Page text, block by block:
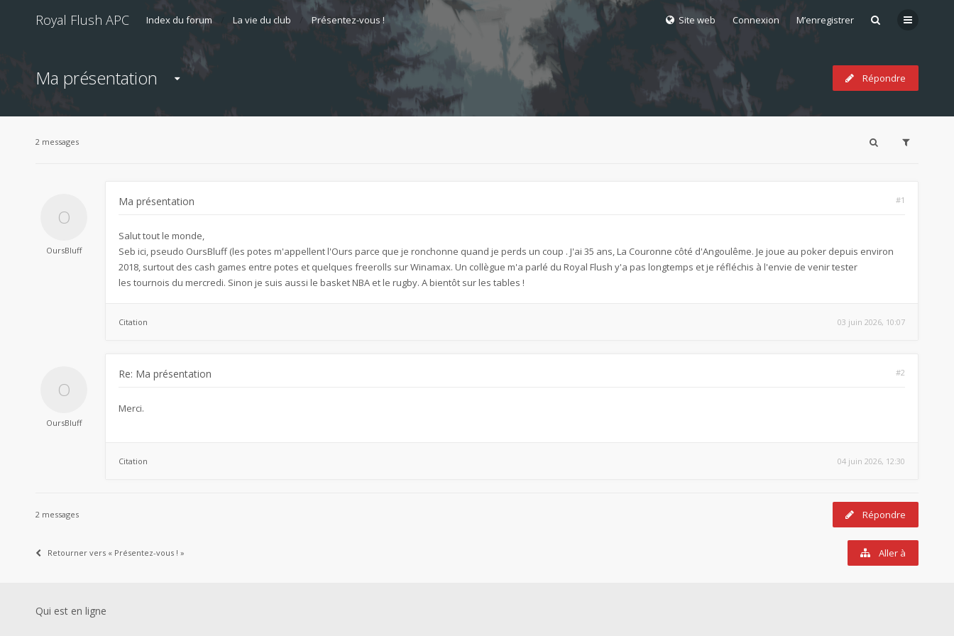
Royal Flush APC Site web Connexion M’enregistrer
Index du forum La vie du club Présentez-vous !
Ma présentation Répondre
2 messages
OursBluff
Ma présentation #1
Salut tout le monde,
Seb ici, pseudo OursBluff (les potes m'appellent l'Ours parce que je ronchonne quand je perds un coup . J'ai 35 ans, La Couronne côté d'Angoulême. Je joue au poker depuis environ
2018, surtout des cash games entre potes et quelques freerolls sur Winamax. Un collègue m'a parlé du Royal Flush y'a pas longtemps et je réfléchis à l'envie de venir tester
les tournois du mercredi. Sinon je suis aussi le basket NBA et le rugby. A bientôt sur les tables !
Citation 03 juin 2026, 10:07
OursBluff
Re: Ma présentation #2
Merci.
Citation 04 juin 2026, 12:30
2 messages Répondre
Retourner vers « Présentez-vous ! » Aller à
Qui est en ligne